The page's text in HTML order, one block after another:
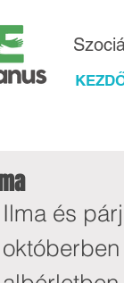
Ilma és